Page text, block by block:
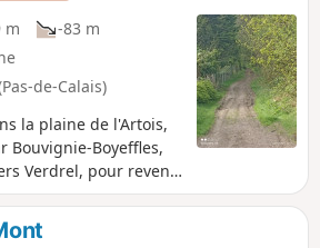
m
-83 m
de-Calais)
la plaine de l'Artois,
Bouvignie-Boyeffles,
Verdrel, pour revenir